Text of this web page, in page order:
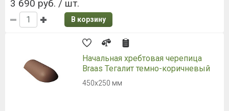
107 руб. / шт.
В корзину
Аэроэлемент конька AIR PLUS
красный
Длина: 1000 мм, Расход, шт./п.м: 0,95